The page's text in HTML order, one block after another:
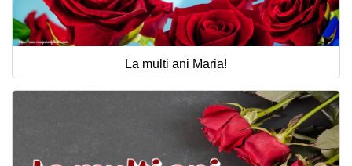
La multi ani Maria!